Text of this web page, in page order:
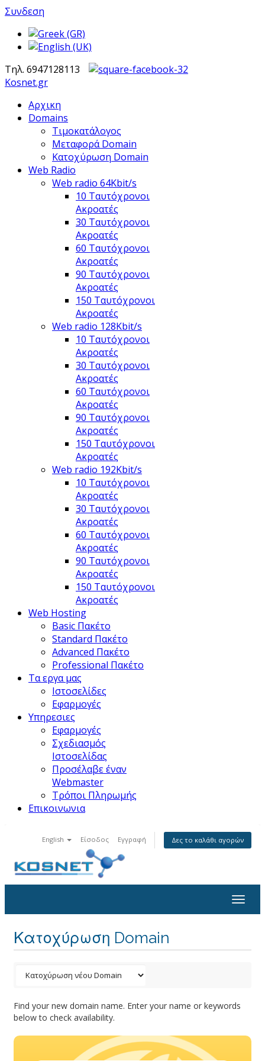
Συνδεση
Τηλ. 6947128113
Kosnet.gr
Αρχικη
Domains
Τιμοκατάλογος
Μεταφορά Domain
Κατοχύρωση Domain
Web Radio
Web radio 64Kbit/s
10 Ταυτόχρονοι
Ακροατές
30 Ταυτόχρονοι
Ακροατές
60 Ταυτόχρονοι
Ακροατές
90 Ταυτόχρονοι
Ακροατές
150 Ταυτόχρονοι
Ακροατές
Web radio 128Kbit/s
10 Ταυτόχρονοι
Ακροατές
30 Ταυτόχρονοι
Ακροατές
60 Ταυτόχρονοι
Ακροατές
90 Ταυτόχρονοι
Ακροατές
150 Ταυτόχρονοι
Ακροατές
Web radio 192Kbit/s
10 Ταυτόχρονοι
Ακροατές
30 Ταυτόχρονοι
Ακροατές
60 Ταυτόχρονοι
Ακροατές
90 Ταυτόχρονοι
Ακροατές
150 Ταυτόχρονοι
Ακροατές
Web Hosting
Basic Πακέτο
Standard Πακέτο
Advanced Πακέτο
Professional Πακέτο
Τα εργα μας
Ιστοσελίδες
Εφαρμογές
Υπηρεσιες
Εφαρμογές
Σχεδιασμός
Ιστοσελίδας
Προσέλαβε έναν
Webmaster
Τρόποι Πληρωμής
Επικοινωνια